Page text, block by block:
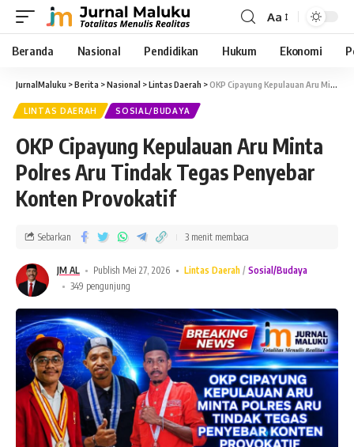
Aa
Beranda Nasional Pendidikan Hukum Ekonomi
JurnalMaluku >Berita >Nasional >Lintas Daerah >OKP Cipayung Kepulauan Aru Minta Polres Aru Tindak Tegas Penyebar Konten Provokatif
LINTAS DAERAH SOSIAL/BUDAYA
OKP Cipayung Kepulauan Aru Minta
Polres Aru Tindak Tegas Penyebar
Konten Provokatif
JM AL Publish Mei 27, 2026 Lintas Daerah
Sosial/Budaya
349 pengunjung
Sebarkan 3 menit membaca